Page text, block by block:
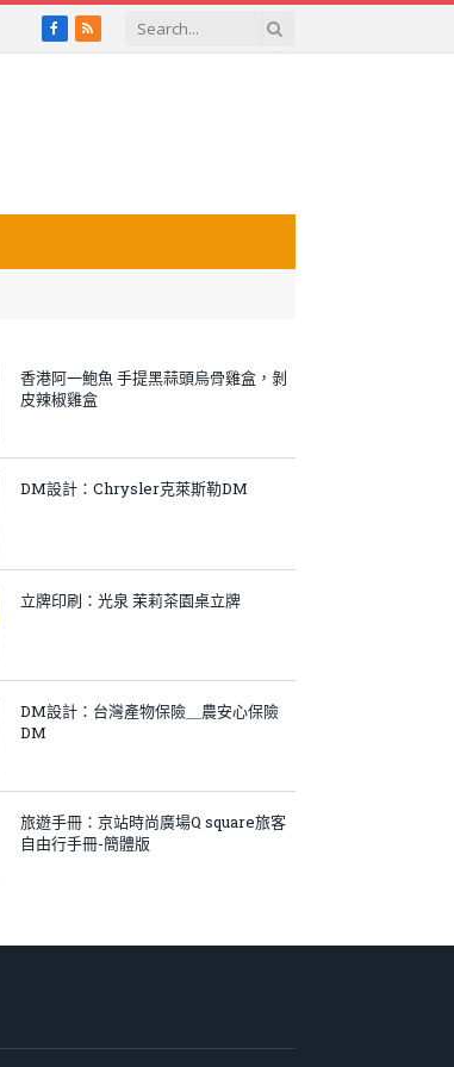
Facebook
RSS
香港阿一鮑魚 手提黑蒜頭烏骨雞盒，剝
皮辣椒雞盒
DM設計：Chrysler克萊斯勒DM
立牌印刷：光泉 茉莉茶園桌立牌
DM設計：台灣產物保險＿農安心保險
DM
旅遊手冊：京站時尚廣場Q square旅客
自由行手冊-簡體版